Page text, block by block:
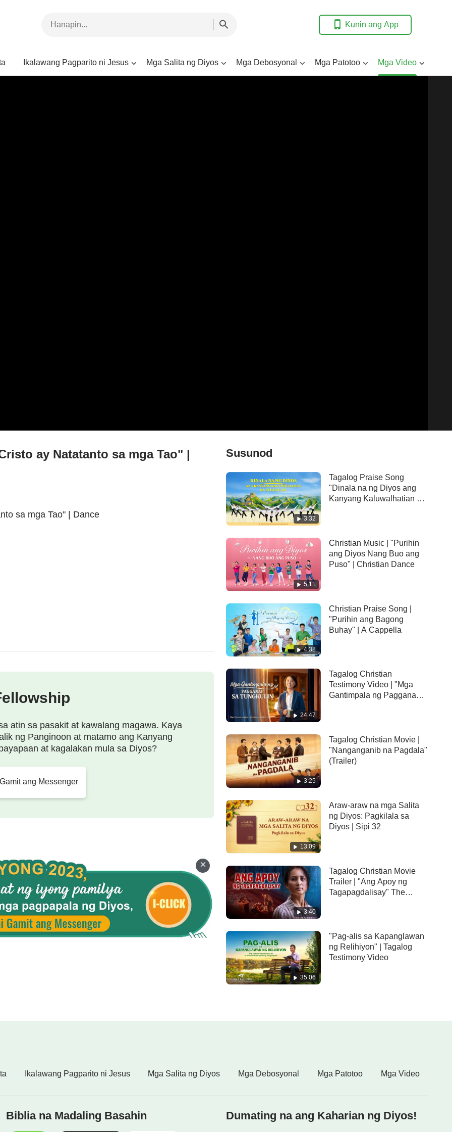
Kunin ang App
Ikalawang Pagparito ni Jesus Mga Salita ng Diyos Mga Debosyonal Mga Patotoo Mga Video
ay Natatanto sa mga Tao" |
sa mga Tao" | Dance
asa.
mga mananaig.
atin sa pasakit at kawalang magawa. Kaya
ng Panginoon at matamo ang Kanyang
at kagalakan mula sa Diyos?
ang Messenger
Susunod
3:32
Tagalog Praise Song
"Dinala na ng Diyos ang
Kanyang Kaluwalhatian sa
5:11
Christian Music | "Purihin
ang Diyos Nang Buo ang
Puso" | Christian Dance
4:38
Christian Praise Song |
"Purihin ang Bagong
Buhay" | A Cappella
24:47
Tagalog Christian
Testimony Video | "Mga
Gantimpala ng Pagganap
3:25
Tagalog Christian Movie |
"Nanganganib na Pagdala"
(Trailer)
13:09
Araw-araw na mga Salita
ng Diyos: Pagkilala sa
Diyos | Sipi 32
3:40
Tagalog Christian Movie
Trailer | "Ang Apoy ng
Tagapagdalisay" The
35:06
"Pag-alis sa Kapanglawan
ng Relihiyon" | Tagalog
Testimony Video
Ikalawang Pagparito ni Jesus Mga Salita ng Diyos Mga Debosyonal Mga Patotoo Mga Video
Biblia na Madaling Basahin Dumating na ang Kaharian ng Diyos!